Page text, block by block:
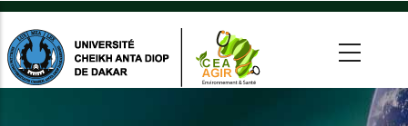
Aller
contenu
principal